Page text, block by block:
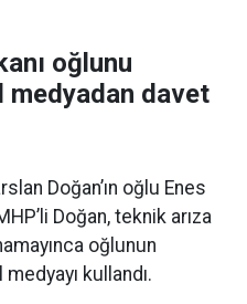
oğlunu
medyadan davet
Doğan’ın oğlu Enes
Doğan, teknik arıza
oğlunun
kullandı.